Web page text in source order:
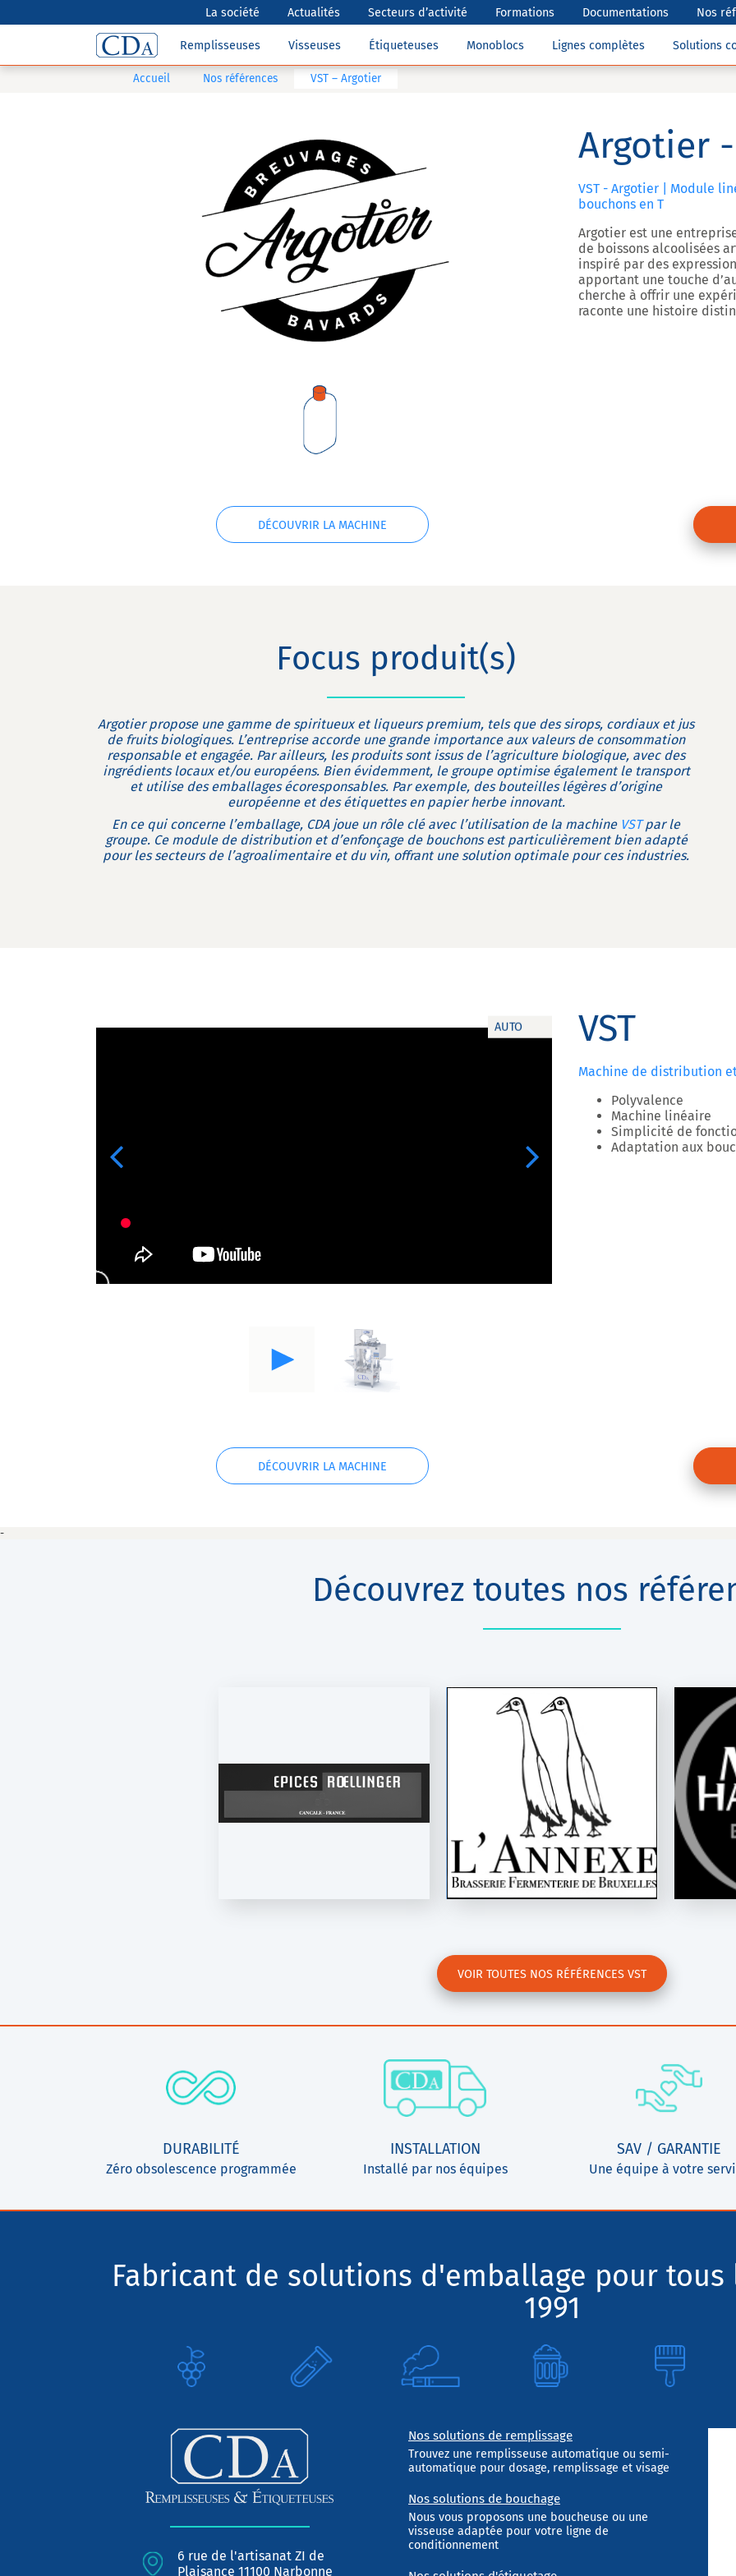
La société Actualités Secteurs d’activité Formations Documentations Nos
Remplisseuses Visseuses Étiqueteuses Monoblocs Lignes complètes Solutions
Accueil Nos références VST – Argotier
Argotier -
VST - Argotier | Module
bouchons en T
Argotier est une
de boissons alcoolisées
inspiré par des
apportant une touche
cherche à offrir une
raconte une histoire
DÉCOUVRIR LA MACHINE
Focus produit(s)
Argotier propose une gamme de spiritueux et liqueurs premium, tels que des sirops, cordiaux et jus
de fruits biologiques. L’entreprise accorde une grande importance aux valeurs de consommation
responsable et engagée. Par ailleurs, les produits sont issus de l’agriculture biologique, avec des
ingrédients locaux et/ou européens. Bien évidemment, le groupe optimise également le transport
et utilise des emballages écoresponsables. Par exemple, des bouteilles légères d’origine
européenne et des étiquettes en papier herbe innovant.
En ce qui concerne l’emballage, CDA joue un rôle clé avec l’utilisation de la machineVSTpar le
groupe. Ce module de distribution et d’enfonçage de bouchons est particulièrement bien adapté
pour les secteurs de l’agroalimentaire et du vin, offrant une solution optimale pour ces industries.
AUTO
Previous Next
VST
Machine de distribution
Polyvalence
Machine linéaire
Simplicité de
Adaptation aux
DÉCOUVRIR LA MACHINE
-
Découvrez toutes nos
MOON HARBOUR
K-Line S
VOIR TOUTES NOS RÉFÉRENCES VST
DURABILITÉ
Zéro obsolescence programmée
INSTALLATION
Installé par nos équipes
SAV / GARANTIE
Une équipe à votre
Fabricant de solutions d'emballage pour tous
1991
6 rue de l'artisanat ZI de
Plaisance 11100 Narbonne
Nos solutions de remplissage
Trouvez une remplisseuse automatique ou semi-
automatique pour dosage, remplissage et visage
Nos solutions de bouchage
Nous vous proposons une boucheuse ou une
visseuse adaptée pour votre ligne de
conditionnement